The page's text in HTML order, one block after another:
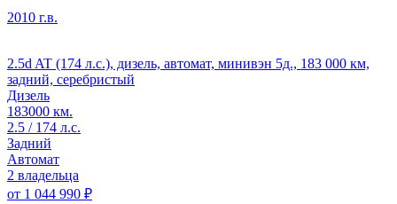
2010 г.в.
2.5d AT (174 л.с.), дизель, автомат, минивэн 5д., 183 000 км,
задний, серебристый
Дизель
183000 км.
2.5 / 174 л.с.
Задний
Автомат
2 владельца
от 1 044 990 ₽